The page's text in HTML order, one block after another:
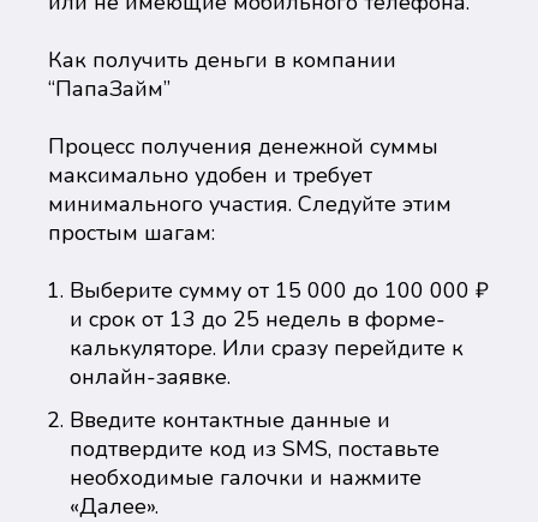
Как получить деньги в компании
“ПапаЗайм”
Процесс получения денежной суммы
максимально удобен и требует
минимального участия. Следуйте этим
простым шагам:
Выберите сумму от 15 000 до 100 000 ₽
и срок от 13 до 25 недель в форме-
калькуляторе. Или сразу перейдите к
онлайн-заявке.
Введите контактные данные и
подтвердите код из SMS, поставьте
необходимые галочки и нажмите
«Далее».